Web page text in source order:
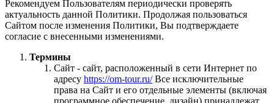
Рекомендуем Пользователям периодически проверять
актуальность данной Политики. Продолжая пользоваться
Сайтом после изменения Политики, Вы подтверждаете
согласие с внесенными изменениями.
Термины
Сайт - сайт, расположенный в сети Интернет по
адресу https://om-tour.ru/Все исключительные
права на Сайт и его отдельные элементы (включая